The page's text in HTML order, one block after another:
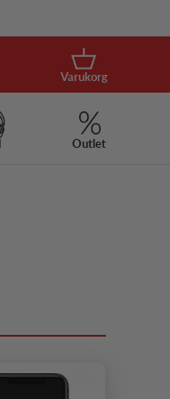
Korg
Varukorg
Outlet